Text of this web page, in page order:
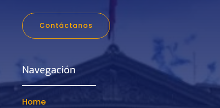
Contáctanos
Navegación
Home